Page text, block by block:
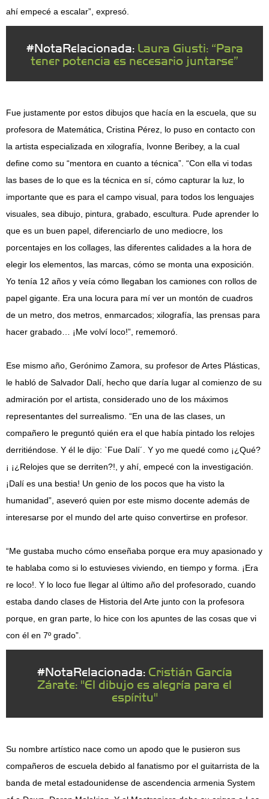
ahí empecé a escalar”, expresó.
#NotaRelacionada: Laura Giusti: “Para
tener potencia es necesario juntarse”
Fue justamente por estos dibujos que hacía en la escuela, que su
profesora de Matemática, Cristina Pérez, lo puso en contacto con
la artista especializada en xilografía, Ivonne Beribey, a la cual
define como su “mentora en cuanto a técnica”. “Con ella vi todas
las bases de lo que es la técnica en sí, cómo capturar la luz, lo
importante que es para el campo visual, para todos los lenguajes
visuales, sea dibujo, pintura, grabado, escultura. Pude aprender lo
que es un buen papel, diferenciarlo de uno mediocre, los
porcentajes en los collages, las diferentes calidades a la hora de
elegir los elementos, las marcas, cómo se monta una exposición.
Yo tenía 12 años y veía cómo llegaban los camiones con rollos de
papel gigante. Era una locura para mí ver un montón de cuadros
de un metro, dos metros, enmarcados; xilografía, las prensas para
hacer grabado… ¡Me volví loco!”, rememoró.
Ese mismo año, Gerónimo Zamora, su profesor de Artes Plásticas,
le habló de Salvador Dalí, hecho que daría lugar al comienzo de su
admiración por el artista, considerado uno de los máximos
representantes del surrealismo. “En una de las clases, un
compañero le preguntó quién era el que había pintado los relojes
derritiéndose. Y él le dijo: `Fue Dalí´. Y yo me quedé como ¡¿Qué?
¡ ¡¿Relojes que se derriten?!, y ahí, empecé con la investigación.
¡Dalí es una bestia! Un genio de los pocos que ha visto la
humanidad”, aseveró quien por este mismo docente además de
interesarse por el mundo del arte quiso convertirse en profesor.
“Me gustaba mucho cómo enseñaba porque era muy apasionado y
te hablaba como si lo estuvieses viviendo, en tiempo y forma. ¡Era
re loco!. Y lo loco fue llegar al último año del profesorado, cuando
estaba dando clases de Historia del Arte junto con la profesora
porque, en gran parte, lo hice con los apuntes de las cosas que vi
con él en 7º grado”.
#NotaRelacionada: Cristián García
Zárate: "El dibujo es alegría para el
espíritu"
Su nombre artístico nace como un apodo que le pusieron sus
compañeros de escuela debido al fanatismo por el guitarrista de la
banda de metal estadounidense de ascendencia armenia System